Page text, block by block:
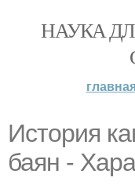
НАУКА
История
баян -